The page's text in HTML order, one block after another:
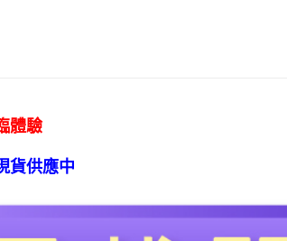
體驗
貨供應中